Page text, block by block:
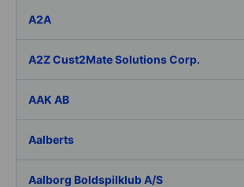
A2A
A2Z Cust2Mate Solutions Corp.
AAK AB
Aalberts
Aalborg Boldspilklub A/S